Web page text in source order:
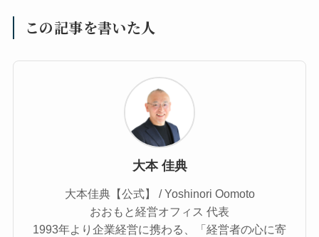
この記事を書いた人
大本 佳典
大本佳典【公式】 / Yoshinori Oomoto
おおもと経営オフィス 代表
1993年より企業経営に携わる、「経営者の心に寄